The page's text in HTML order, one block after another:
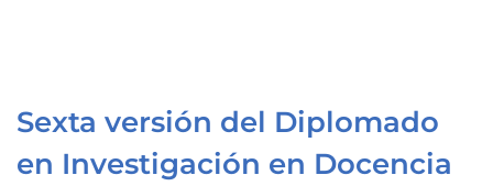
Sexta versión del Diplomado
en Investigación en Docencia